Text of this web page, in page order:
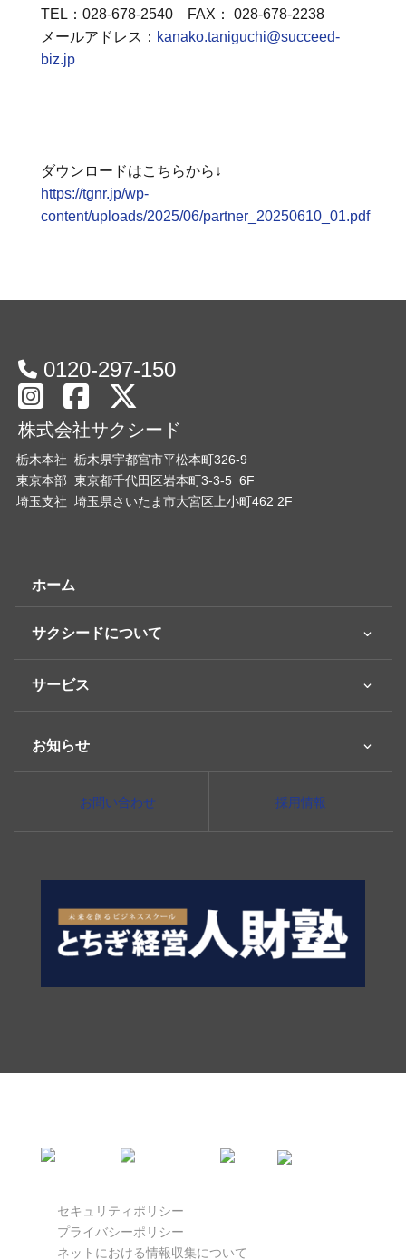
TEL：028-678-2540 FAX： 028-678-2238
メールアドレス： kanako.taniguchi@succeed-
biz.jp
ダウンロードはこちらから↓
https://tgnr.jp/wp-
content/uploads/2025/06/partner_20250610_01.pdf
0120-297-150
株式会社サクシード
栃木本社 栃木県宇都宮市平松本町326-9
東京本部 東京都千代田区岩本町3-3-5 6F
埼玉支社 埼玉県さいたま市大宮区上小町462 2F
ホーム
サクシードについて
サービス
お知らせ
お問い合わせ 採用情報
セキュリティポリシー
プライバシーポリシー
ネットにおける情報収集について